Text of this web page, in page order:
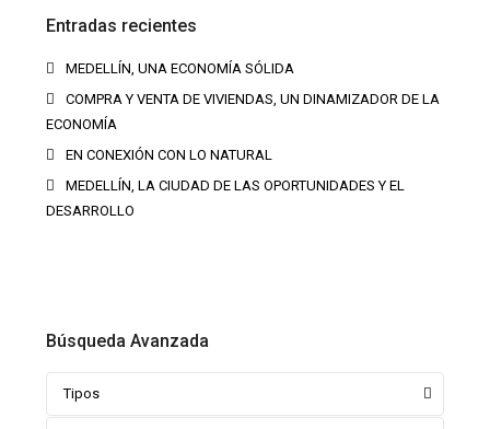
Entradas recientes
MEDELLÍN, UNA ECONOMÍA SÓLIDA
COMPRA Y VENTA DE VIVIENDAS, UN DINAMIZADOR DE LA
ECONOMÍA
EN CONEXIÓN CON LO NATURAL
MEDELLÍN, LA CIUDAD DE LAS OPORTUNIDADES Y EL
DESARROLLO
Búsqueda Avanzada
Tipos